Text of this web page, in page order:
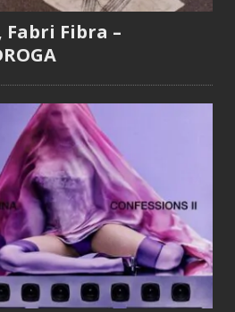
Fabri Fibra –